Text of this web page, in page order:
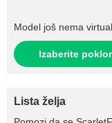
Model još nema
Izaberite
Lista želja